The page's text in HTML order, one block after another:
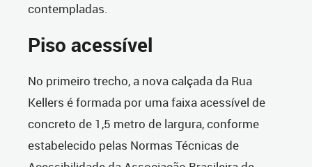
contempladas.
Piso acessível
No primeiro trecho, a nova calçada da Rua
Kellers é formada por uma faixa acessível de
concreto de 1,5 metro de largura, conforme
estabelecido pelas Normas Técnicas de